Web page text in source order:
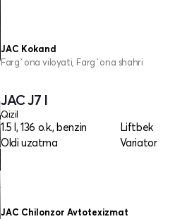
JAC Kokand
Farg`ona viloyati, Farg`ona shahri
JAC J7 I
Qizil
1.5 l, 136 o.k., benzin
Liftbek
Oldi uzatma
Variator
JAC Chilonzor Avtotexizmat